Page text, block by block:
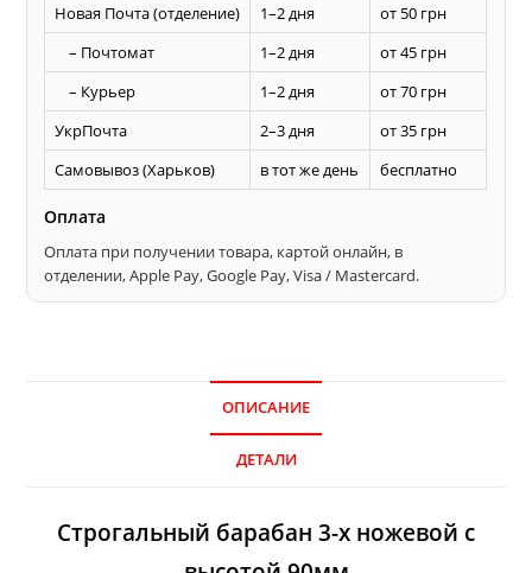
Новая Почта (отделение)
1–2 дня
от 50 грн
– Почтомат
1–2 дня
от 45 грн
– Курьер
1–2 дня
от 70 грн
УкрПочта
2–3 дня
от 35 грн
Самовывоз (Харьков)
в тот же день бесплатно
Оплата
Оплата при получении товара, картой онлайн, в
отделении, Apple Pay, Google Pay, Visa / Mastercard.
ОПИСАНИЕ
ДЕТАЛИ
Строгальный барабан 3-х ножевой с